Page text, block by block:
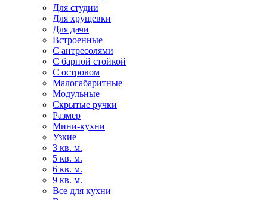
Для студии
Для хрущевки
Для дачи
Встроенные
С антресолями
С барной стойкой
С островом
Малогабаритные
Модульные
Скрытые ручки
Размер
Мини-кухни
Узкие
3 кв. м.
5 кв. м.
6 кв. м.
9 кв. м.
Все для кухни